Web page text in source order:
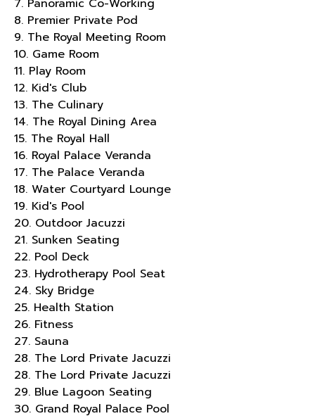
7. Panoramic Co-Working
8. Premier Private Pod
9. The Royal Meeting Room
10. Game Room
11. Play Room
12. Kid's Club
13. The Culinary
14. The Royal Dining Area
15. The Royal Hall
16. Royal Palace Veranda
17. The Palace Veranda
18. Water Courtyard Lounge
19. Kid's Pool
20. Outdoor Jacuzzi
21. Sunken Seating
22. Pool Deck
23. Hydrotherapy Pool Seat
24. Sky Bridge
25. Health Station
26. Fitness
27. Sauna
28. The Lord Private Jacuzzi
28. The Lord Private Jacuzzi
29. Blue Lagoon Seating
30. Grand Royal Palace Pool